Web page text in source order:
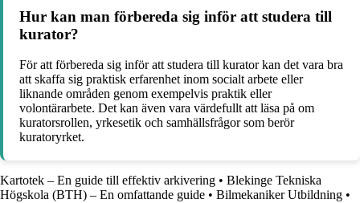
Hur kan man förbereda sig inför att studera till
kurator?
För att förbereda sig inför att studera till kurator kan det vara bra
att skaffa sig praktisk erfarenhet inom socialt arbete eller
liknande områden genom exempelvis praktik eller
volontärarbete. Det kan även vara värdefullt att läsa på om
kuratorsrollen, yrkesetik och samhällsfrågor som berör
kuratoryrket.
Kartotek – En guide till effektiv arkivering • Blekinge Tekniska
Högskola (BTH) – En omfattande guide • Bilmekaniker Utbildning •